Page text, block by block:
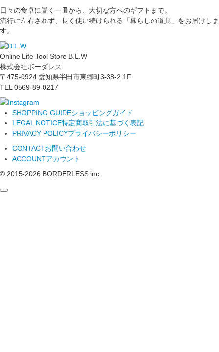
日々の食卓に置く一皿から、大切な方へのギフトまで。
流行に左右されず、長く使い続けられる「暮らしの道具」をお届けしま
す。
Online Life Tool Store B.L.W
株式会社ボーダレス
〒475-0924 愛知県半田市東郷町3-38-2 1F
TEL 0569-89-0217
SHOPPING GUIDEショッピングガイド
LEGAL NOTICE特定商取引法に基づく表記
PRIVACY POLICYプライバシーポリシー
CONTACTお問い合わせ
ACCOUNTアカウント
© 2015-2026 BORDERLESS inc.